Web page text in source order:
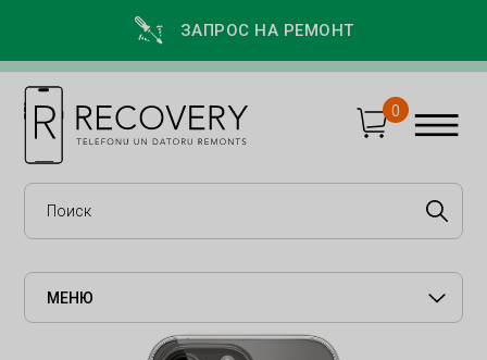
ЗАПРОС НА РЕМОНТ
0
МЕНЮ